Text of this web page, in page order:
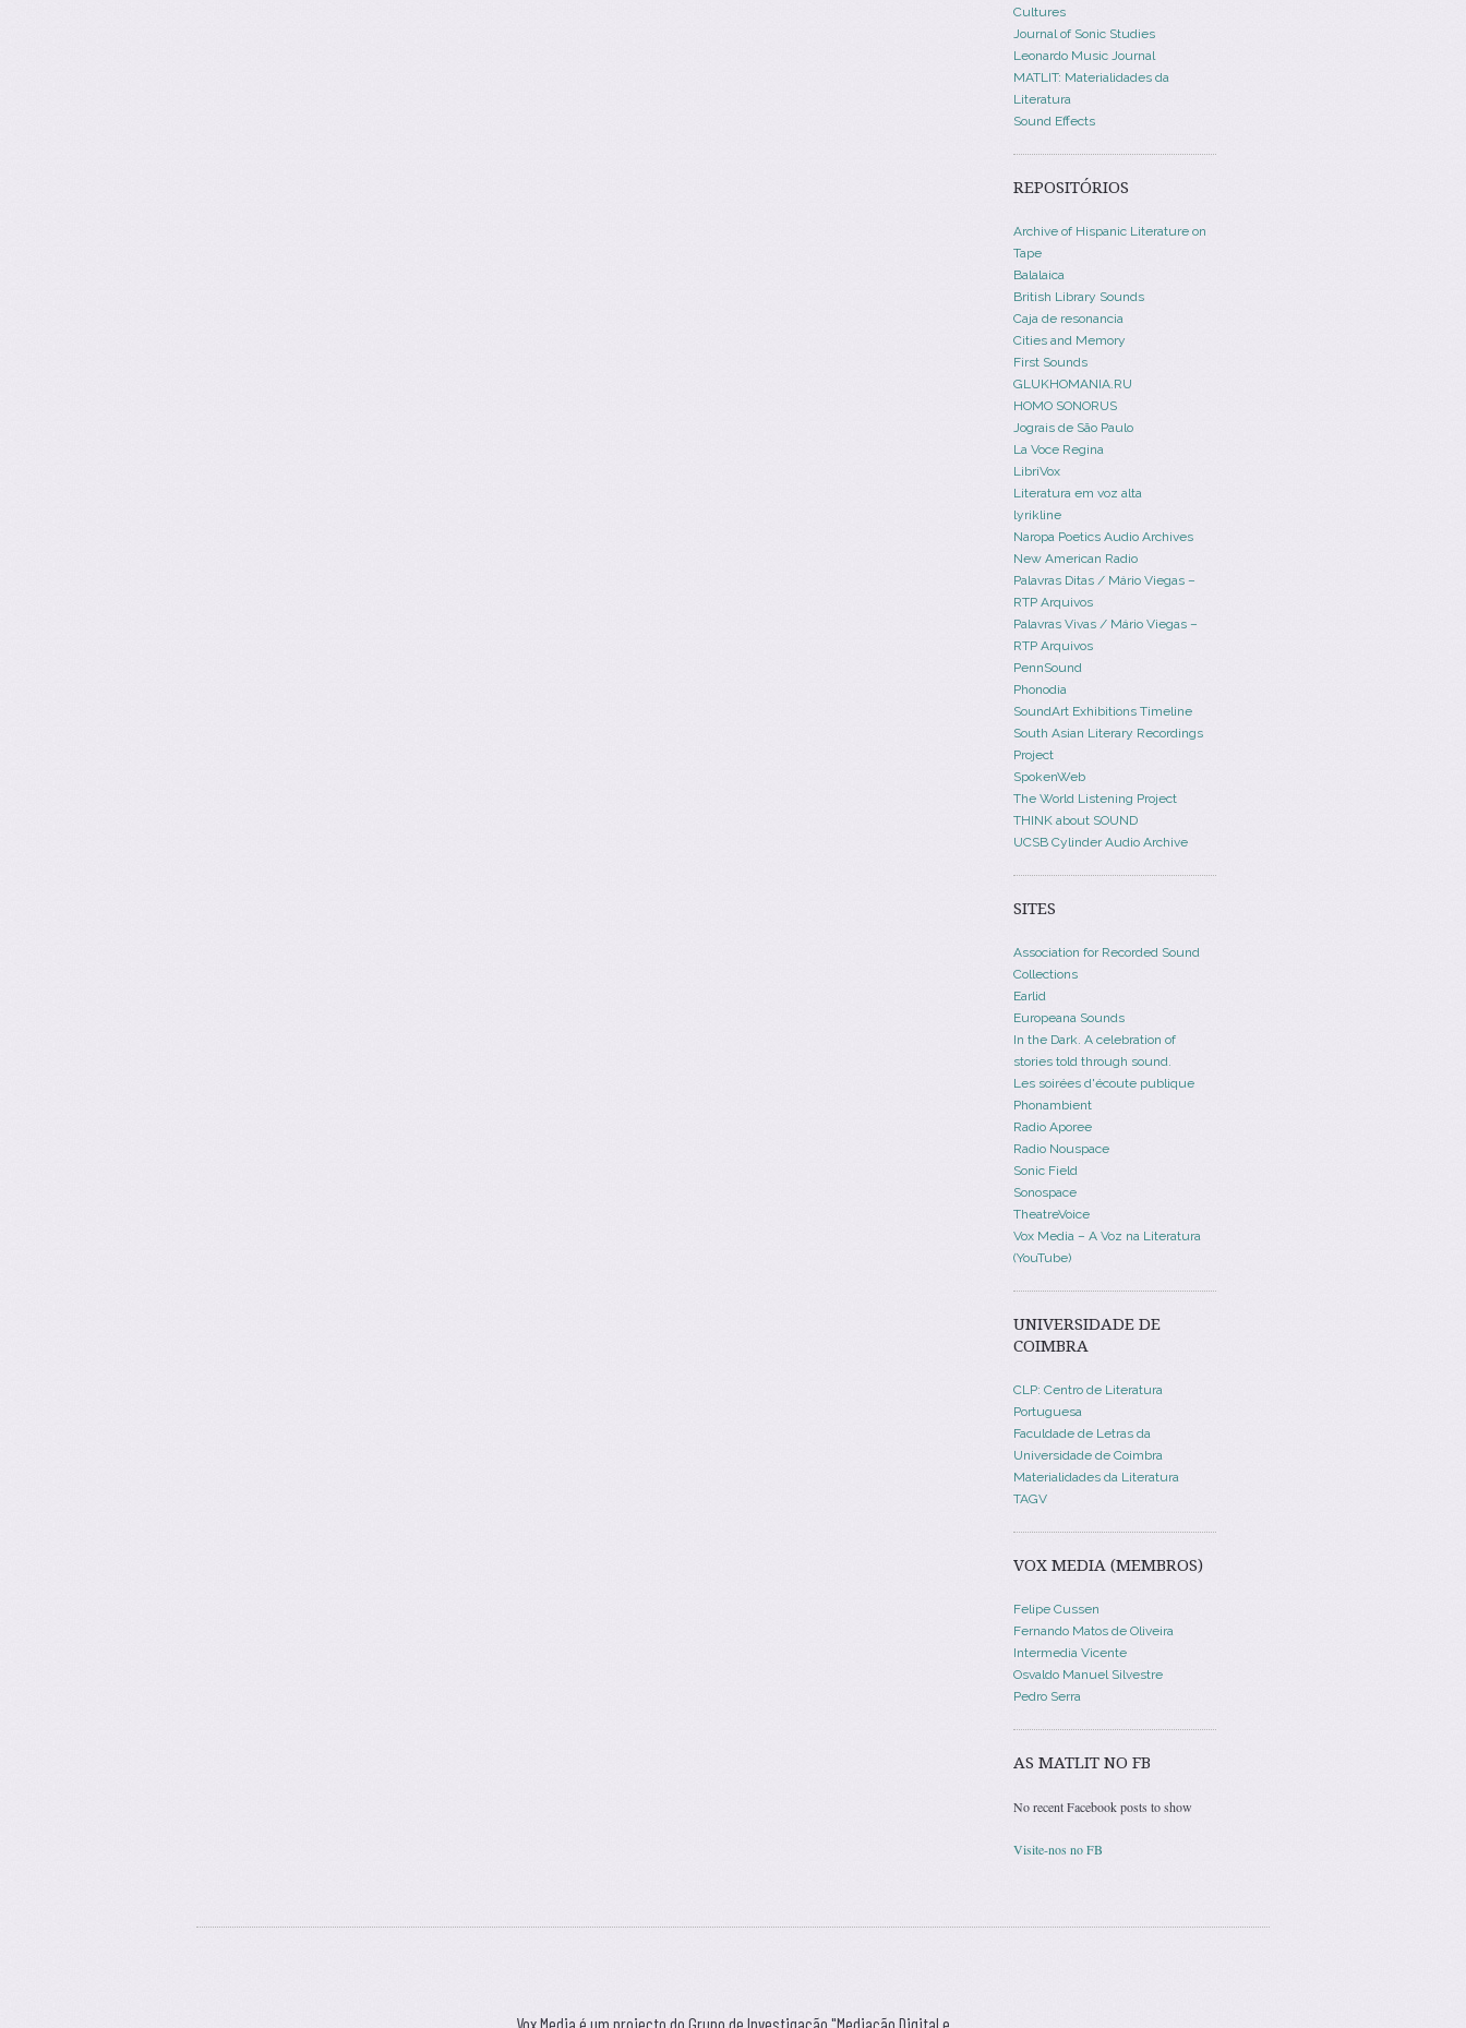
Cultures
Journal of Sonic Studies
Leonardo Music Journal
MATLIT: Materialidades da
Literatura
Sound Effects
REPOSITÓRIOS
Archive of Hispanic Literature on
Tape
Balalaica
British Library Sounds
Caja de resonancia
Cities and Memory
First Sounds
GLUKHOMANIA.RU
HOMO SONORUS
Jograis de São Paulo
La Voce Regina
LibriVox
Literatura em voz alta
lyrikline
Naropa Poetics Audio Archives
New American Radio
Palavras Ditas / Mário Viegas –
RTP Arquivos
Palavras Vivas / Mário Viegas –
RTP Arquivos
PennSound
Phonodia
SoundArt Exhibitions Timeline
South Asian Literary Recordings
Project
SpokenWeb
The World Listening Project
THINK about SOUND
UCSB Cylinder Audio Archive
SITES
Association for Recorded Sound
Collections
Earlid
Europeana Sounds
In the Dark. A celebration of
stories told through sound.
Les soirées d'écoute publique
Phonambient
Radio Aporee
Radio Nouspace
Sonic Field
Sonospace
TheatreVoice
Vox Media – A Voz na Literatura
(YouTube)
UNIVERSIDADE DE
COIMBRA
CLP: Centro de Literatura
Portuguesa
Faculdade de Letras da
Universidade de Coimbra
Materialidades da Literatura
TAGV
VOX MEDIA (MEMBROS)
Felipe Cussen
Fernando Matos de Oliveira
Intermedia Vicente
Osvaldo Manuel Silvestre
Pedro Serra
AS MATLIT NO FB
No recent Facebook posts to show
Visite-nos no FB